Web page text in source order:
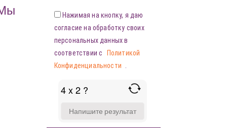
Нажимая на кнопку, я даю
согласие на обработку своих
персональных данных в
соответствии с
Политикой
Конфиденциальности
4 x 2 ?
FOR